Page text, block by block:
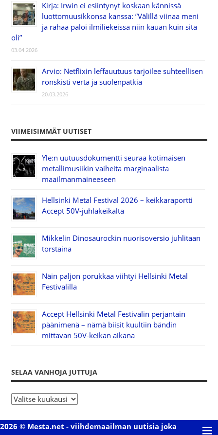
Kirja: Irwin ei esiintynyt koskaan kännissä
luottomuusikkonsa kanssa: ”Välillä viinaa meni
ja rahaa paloi ilmiliekeissä niin kauan kuin sitä
oli”
03.04.2026
Arvio: Netflixin leffauutuus tarjoilee suhteellisen
ronskisti verta ja suolenpätkiä
20.03.2026
VIIMEISIMMÄT UUTISET
Yle:n uutuusdokumentti seuraa kotimaisen
metallimusiikin vaiheita marginaalista
maailmanmaineeseen
Hellsinki Metal Festival 2026 – keikkaraportti
Accept 50V-juhlakeikalta
Mikkelin Dinosaurockin nuorisoversio juhlitaan
torstaina
Näin paljon porukkaa viihtyi Hellsinki Metal
Festivalilla
Accept Hellsinki Metal Festivalin perjantain
päänimenä – nämä biisit kuultiin bändin
mittavan 50V-keikan aikana
SELAA VANHOJA JUTTUJA
S
l
2026 © Mesta.net - viihdemaailman uutisia joka